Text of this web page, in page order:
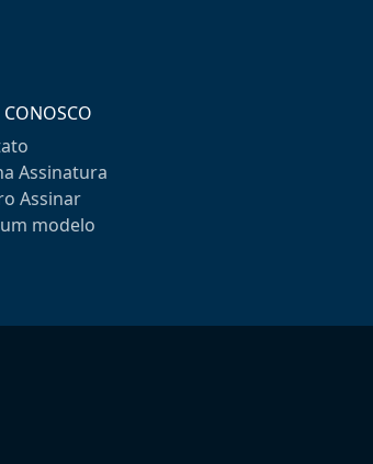
CONOSCO
Assinatura
Assinar
modelo